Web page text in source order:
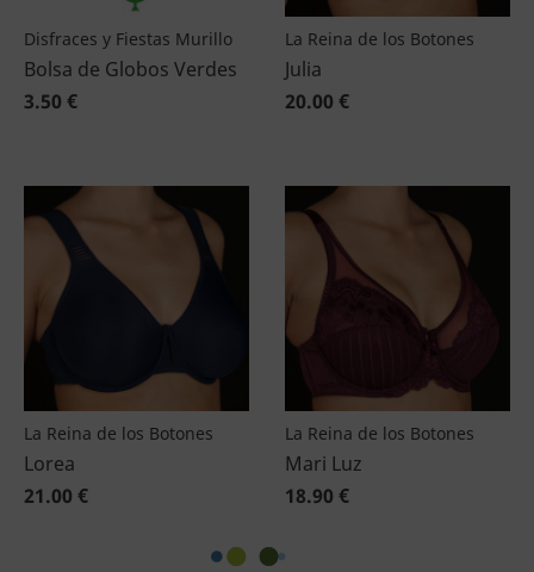
Disfraces y Fiestas Murillo
Bolsa de Globos Verdes
3.50 €
La Reina de los Botones
Julia
20.00 €
La Reina de los Botones
Lorea
21.00 €
La Reina de los Botones
Mari Luz
18.90 €